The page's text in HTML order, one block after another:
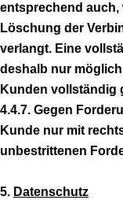
entsprechend auch,
Löschung der
verlangt. Eine
deshalb nur
Kunden vollständig
4.4.7. Gegen
Kunde nur mit
unbestrittenen
5. Datenschutz